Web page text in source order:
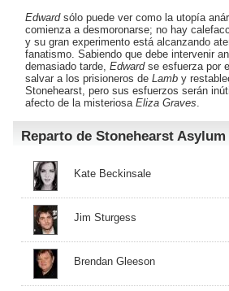
Edward sólo puede ver como la utopía
comienza a desmoronarse; no hay
y su gran experimento está alcanzando
fanatismo. Sabiendo que debe intervenir
demasiado tarde, Edward se esfuerza por
salvar a los prisioneros de Lamb y
Stonehearst, pero sus esfuerzos serán
afecto de la misteriosa Eliza Graves.
Reparto de Stonehearst Asylum
Kate Beckinsale
Jim Sturgess
Brendan Gleeson